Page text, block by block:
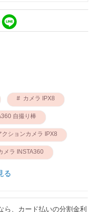
カメラ IPX8
自撮り棒
クションカメラ IPX8
メラ INSTA360
る
ら、カード払いの分割金利